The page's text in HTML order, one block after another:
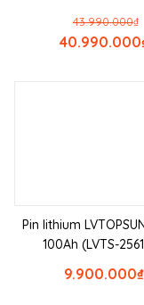
₫
43.990.000
40.990.000
Pin lithium
100Ah (LVTS-
₫
9.900.000